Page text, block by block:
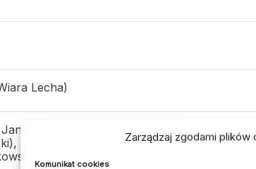
Zarządzaj zgodami plików
Komunikat cookies
Lecha)
– Dominik Bednarek (80. Jakub
Krzysztof Szenfeld (55. Jakub
Marcin Daniel (70. Patryk Antończak)